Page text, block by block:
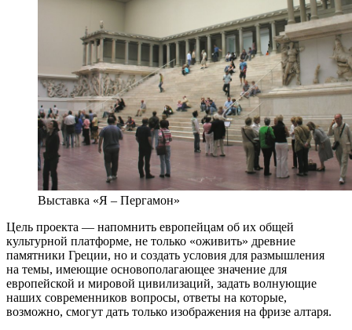
Выставка «Я – Пергамон»
Цель проекта — напомнить европейцам об их общей
культурной платформе, не только «оживить» древние
памятники Греции, но и создать условия для размышления
на темы, имеющие основополагающее значение для
европейской и мировой цивилизаций, задать волнующие
наших современников вопросы, ответы на которые,
возможно, смогут дать только изображения на фризе алтаря.